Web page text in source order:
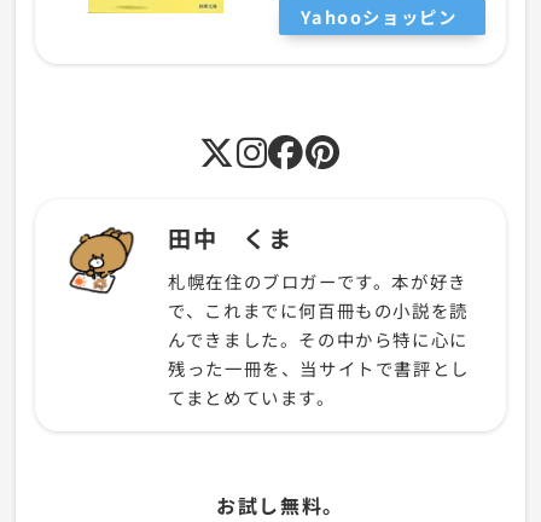
Yahooショッピン
田中 くま
札幌在住のブロガーです。本が好き
で、これまでに何百冊もの小説を読
んできました。その中から特に心に
残った一冊を、当サイトで書評とし
てまとめています。
お試し無料。